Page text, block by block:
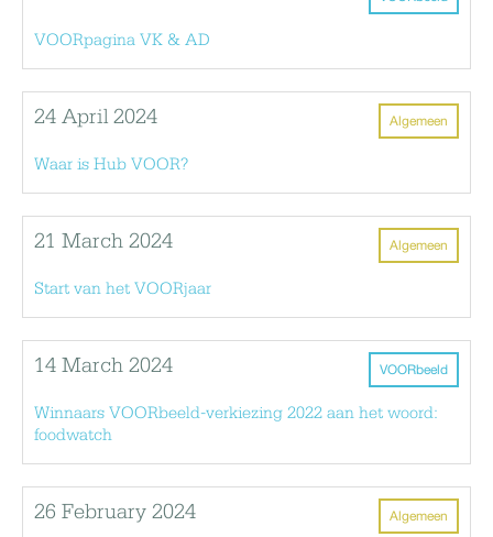
VOORpagina VK & AD
Algemeen
24 April 2024
Waar is Hub VOOR?
Algemeen
21 March 2024
Start van het VOORjaar
VOORbeeld
14 March 2024
Winnaars VOORbeeld-verkiezing 2022 aan het woord:
foodwatch
Algemeen
26 February 2024